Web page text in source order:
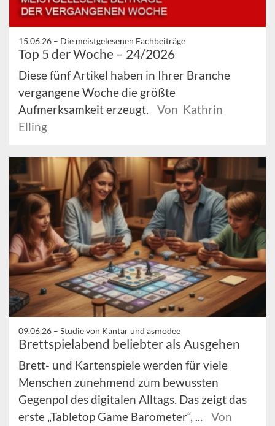
15.06.26 – Die meistgelesenen Fachbeiträge
Top 5 der Woche – 24/2026
Diese fünf Artikel haben in Ihrer Branche
vergangene Woche die größte
Aufmerksamkeit erzeugt.
Von Kathrin
Elling
09.06.26 – Studie von Kantar und asmodee
Brettspielabend beliebter als Ausgehen
Brett- und Kartenspiele werden für viele
Menschen zunehmend zum bewussten
Gegenpol des digitalen Alltags. Das zeigt das
erste „Tabletop Game Barometer“, ...
Von